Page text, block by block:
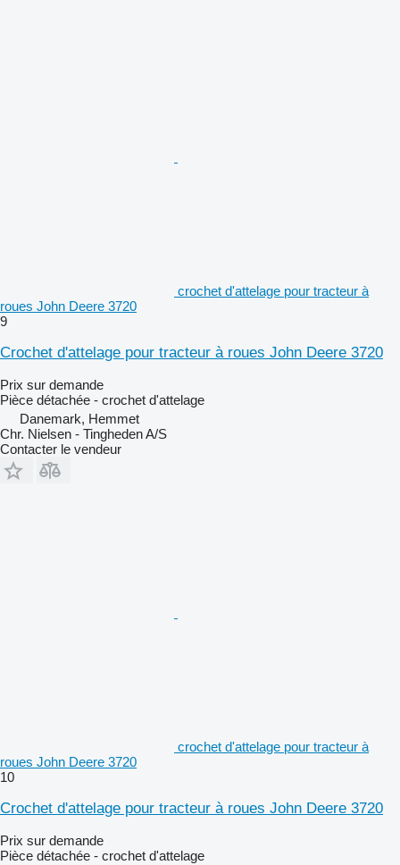
crochet d'attelage pour tracteur à
roues John Deere 3720
9
Crochet d'attelage pour tracteur à roues John Deere 3720
Prix sur demande
Pièce détachée - crochet d'attelage
Danemark, Hemmet
Chr. Nielsen - Tingheden A/S
Contacter le vendeur
crochet d'attelage pour tracteur à
roues John Deere 3720
10
Crochet d'attelage pour tracteur à roues John Deere 3720
Prix sur demande
Pièce détachée - crochet d'attelage